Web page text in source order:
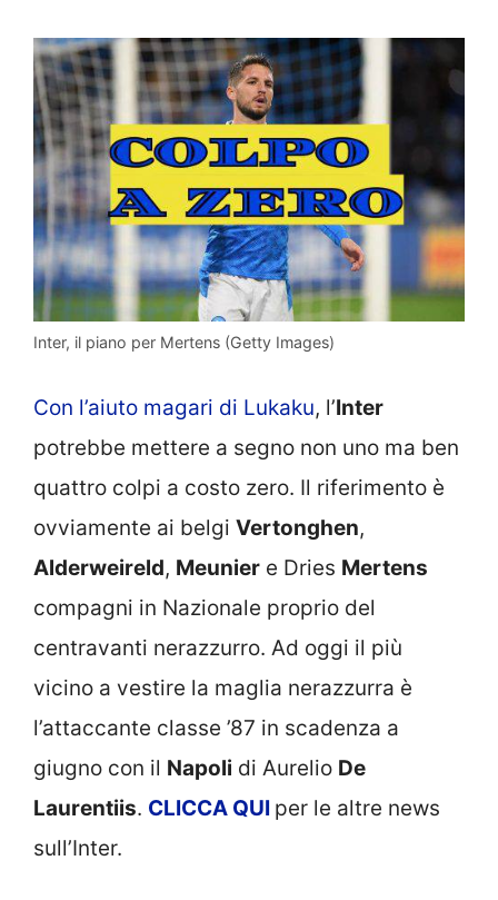
Inter, il piano per Mertens (Getty Images)
Con l’aiuto magari di Lukaku, l’Inter
potrebbe mettere a segno non uno ma ben
quattro colpi a costo zero. Il riferimento è
ovviamente ai belgi Vertonghen,
Alderweireld, Meunier e Dries Mertens
compagni in Nazionale proprio del
centravanti nerazzurro. Ad oggi il più
vicino a vestire la maglia nerazzurra è
l’attaccante classe ’87 in scadenza a
giugno con il Napoli di Aurelio De
Laurentiis. CLICCA QUI per le altre news
sull’Inter.